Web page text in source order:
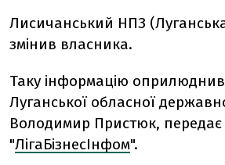
Лисичанський НПЗ
змінив власника.
Таку інформацію
Луганської обласної
Володимир Пристюк, передає
"ЛігаБізнесІнфом".